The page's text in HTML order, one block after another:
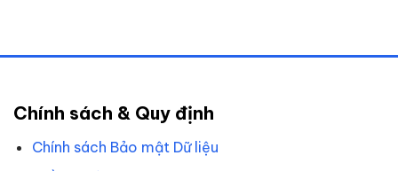
Chính sách & Quy định
Chính sách Bảo mật Dữ liệu